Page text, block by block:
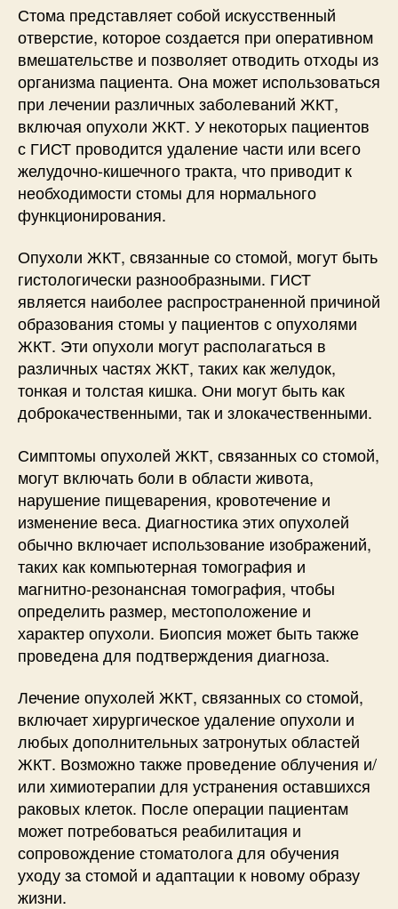
Стома представляет собой искусственный
отверстие, которое создается при оперативном
вмешательстве и позволяет отводить отходы из
организма пациента. Она может использоваться
при лечении различных заболеваний ЖКТ,
включая опухоли ЖКТ. У некоторых пациентов
с ГИСТ проводится удаление части или всего
желудочно-кишечного тракта, что приводит к
необходимости стомы для нормального
функционирования.
Опухоли ЖКТ, связанные со стомой, могут быть
гистологически разнообразными. ГИСТ
является наиболее распространенной причиной
образования стомы у пациентов с опухолями
ЖКТ. Эти опухоли могут располагаться в
различных частях ЖКТ, таких как желудок,
тонкая и толстая кишка. Они могут быть как
доброкачественными, так и злокачественными.
Симптомы опухолей ЖКТ, связанных со стомой,
могут включать боли в области живота,
нарушение пищеварения, кровотечение и
изменение веса. Диагностика этих опухолей
обычно включает использование изображений,
таких как компьютерная томография и
магнитно-резонансная томография, чтобы
определить размер, местоположение и
характер опухоли. Биопсия может быть также
проведена для подтверждения диагноза.
Лечение опухолей ЖКТ, связанных со стомой,
включает хирургическое удаление опухоли и
любых дополнительных затронутых областей
ЖКТ. Возможно также проведение облучения и/
или химиотерапии для устранения оставшихся
раковых клеток. После операции пациентам
может потребоваться реабилитация и
сопровождение стоматолога для обучения
уходу за стомой и адаптации к новому образу
жизни.